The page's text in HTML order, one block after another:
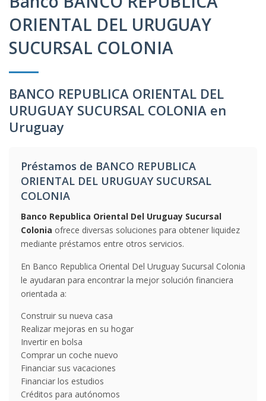
ORIENTAL DEL URUGUAY
SUCURSAL COLONIA
BANCO REPUBLICA ORIENTAL DEL
URUGUAY SUCURSAL COLONIA en
Uruguay
Préstamos de BANCO REPUBLICA
ORIENTAL DEL URUGUAY SUCURSAL
COLONIA
Banco Republica Oriental Del Uruguay Sucursal
Colonia ofrece diversas soluciones para obtener liquidez
mediante préstamos entre otros servicios.
En Banco Republica Oriental Del Uruguay Sucursal Colonia
le ayudaran para encontrar la mejor solución financiera
orientada a:
Construir su nueva casa
Realizar mejoras en su hogar
Invertir en bolsa
Comprar un coche nuevo
Financiar sus vacaciones
Financiar los estudios
Créditos para autónomos